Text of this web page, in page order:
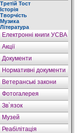
Третій Тост
Історія
Творчість
Музика
Література
Електронні книги УСВА
Акції
Документи
Нормативні документи
Ветеранські закони
Фотогалерея
Зв`язок
Музей
Реабілітація